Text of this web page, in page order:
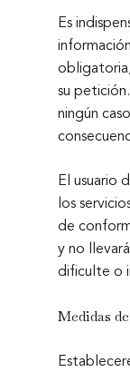
Es
su
ningún
El usuario
los
de
y no
dificulte o
Medidas